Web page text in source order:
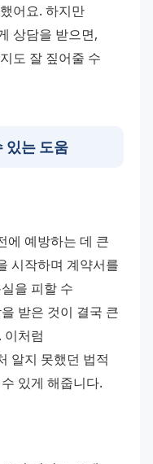
어요. 하지만
상담을 받으면,
도 잘 짚어줄 수
있는 도움
에 예방하는 데 큰
시작하며 계약서를
을 피할 수
받은 것이 결국 큰
이처럼
알지 못했던 법적
있게 해줍니다.